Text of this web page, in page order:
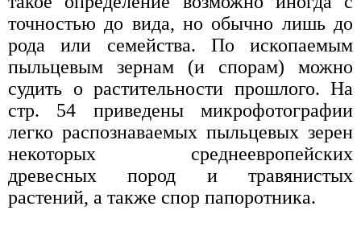
точностью до вида, но обычно лишь до
рода или семейства. По ископаемым
пыльцевым зернам (и спорам) можно
судить о растительности прошлого. На
стр. 54 приведены микрофотографии
легко распознаваемых пыльцевых зерен
некоторых среднеевропейских
древесных пород и травянистых
растений, а также спор папоротника.